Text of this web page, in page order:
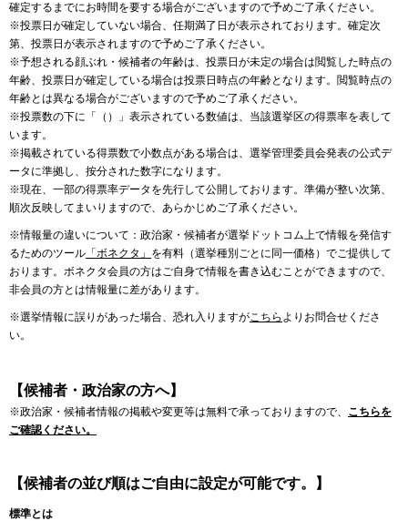
確定するまでにお時間を要する場合がございますので予めご了承ください。
※投票日が確定していない場合、任期満了日が表示されております。確定次
第、投票日が表示されますので予めご了承ください。
※予想される顔ぶれ・候補者の年齢は、投票日が未定の場合は閲覧した時点の
年齢、投票日が確定している場合は投票日時点の年齢となります。閲覧時点の
年齢とは異なる場合がございますので予めご了承ください。
※投票数の下に「（）」表示されている数値は、当該選挙区の得票率を表して
います。
※掲載されている得票数で小数点がある場合は、選挙管理委員会発表の公式デ
ータに準拠し、按分された数字になります。
※現在、一部の得票率データを先行して公開しております。準備が整い次第、
順次反映してまいりますので、あらかじめご了承ください。
※情報量の違いについて：政治家・候補者が選挙ドットコム上で情報を発信す
るためのツール 「ボネクタ」 を有料（選挙種別ごとに同一価格）でご提供して
おります。ボネクタ会員の方はご自身で情報を書き込むことができますので、
非会員の方とは情報量に差があります。
※選挙情報に誤りがあった場合、恐れ入りますがこちら よりお問合せくださ
い。
【候補者・政治家の方へ】
※政治家・候補者情報の掲載や変更等は無料で承っておりますので、 こちらを
ご確認ください。
【候補者の並び順はご自由に設定が可能です。】
標準とは